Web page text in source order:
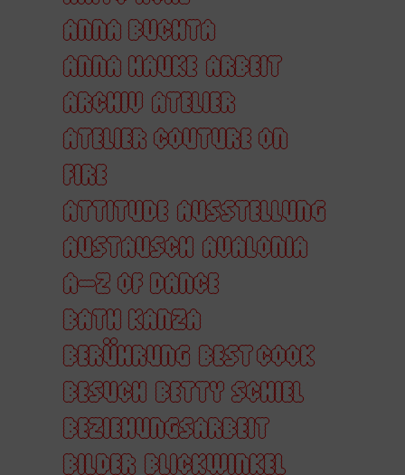
ANNA BUCHTA
ANNA HAUKE ARBEIT
ARCHIV ATELIER
ATELIER COUTURE ON
FIRE
ATTITUDE AUSSTELLUNG
AUSTAUSCH AVALONIA
A–Z OF DANCE
BATH KANZA
BERÜHRUNG BEST COOK
BESUCH BETTY SCHIEL
BEZIEHUNGSARBEIT
BILDER BLICKWINKEL